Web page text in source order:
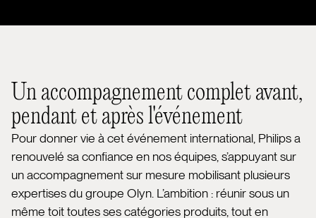
Un accompagnement complet avant,
pendant et après l'événement
Pour donner vie à cet événement international, Philips a
renouvelé sa confiance en nos équipes, s’appuyant sur
un accompagnement sur mesure mobilisant plusieurs
expertises du groupe Olyn. L’ambition : réunir sous un
même toit toutes ses catégories produits, tout en